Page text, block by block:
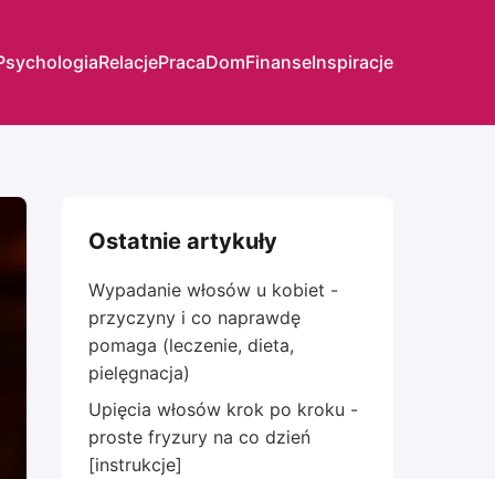
RelacjePracaDomFinanseInspiracje
Ostatnie artykuły
Wypadanie włosów u kobiet -
przyczyny i co naprawdę
pomaga (leczenie, dieta,
pielęgnacja)
Upięcia włosów krok po kroku -
proste fryzury na co dzień
[instrukcje]